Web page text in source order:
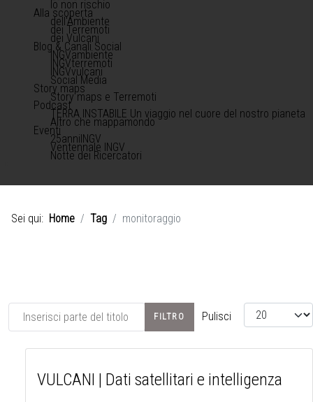
Io non rischio
Alla scoperta
dell'Ambiente
dei Terremoti
dei Vulcani
Blog & Canali Social
INGVambiente
INGVterremoti
INGVvulcani
Social Media
Story maps
Story maps e Terremoti
Podcast
TERRA INSTABILE Un viaggio nel cuore del nostro pianeta
Altro che mappamondo
Eventi
25anniINGV
Ventennale INGV
Notte dei Ricercatori
Sei qui: Home Tag monitoraggio
Inserisci parte del titolo FILTRO Pulisci Visualizza #
VULCANI | Dati satellitari e intelligenza